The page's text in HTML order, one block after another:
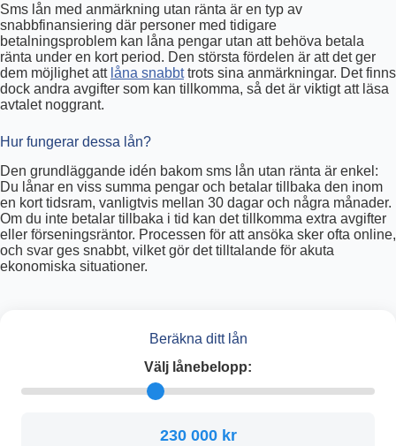
Sms lån med anmärkning utan ränta är en typ av
snabbfinansiering där personer med tidigare
betalningsproblem kan låna pengar utan att behöva betala
ränta under en kort period. Den största fördelen är att det ger
dem möjlighet att låna snabbttrots sina anmärkningar. Det finns
dock andra avgifter som kan tillkomma, så det är viktigt att läsa
avtalet noggrant.
Hur fungerar dessa lån?
Den grundläggande idén bakom sms lån utan ränta är enkel:
Du lånar en viss summa pengar och betalar tillbaka den inom
en kort tidsram, vanligtvis mellan 30 dagar och några månader.
Om du inte betalar tillbaka i tid kan det tillkomma extra avgifter
eller förseningsräntor. Processen för att ansöka sker ofta online,
och svar ges snabbt, vilket gör det tilltalande för akuta
ekonomiska situationer.
Beräkna ditt lån
Välj lånebelopp:
230 000 kr